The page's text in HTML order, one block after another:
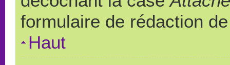
formulaire de rédaction
Haut